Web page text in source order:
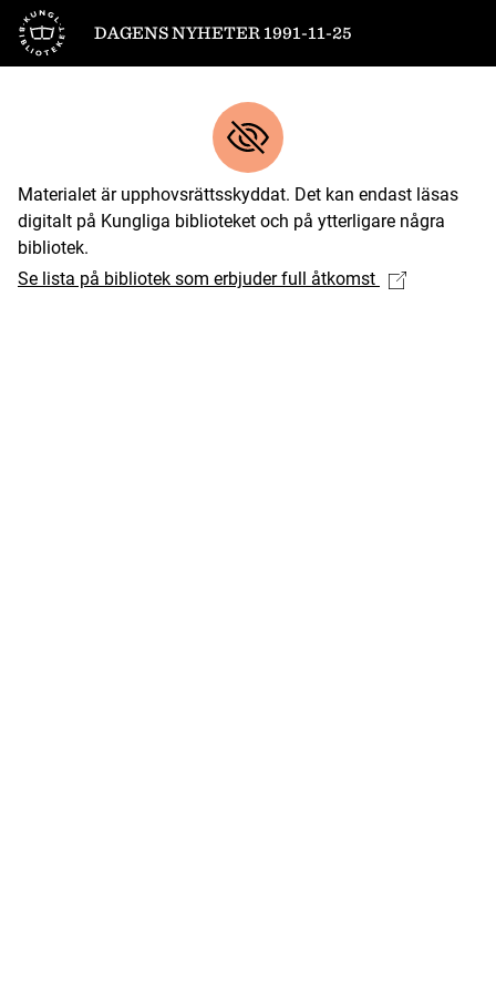
Till startsidan
DAGENS NYHETER 1991-11-25
Materialet är upphovsrättsskyddat. Det kan endast läsas
digitalt på Kungliga biblioteket och på ytterligare några
bibliotek.
Se lista på bibliotek som erbjuder full åtkomst